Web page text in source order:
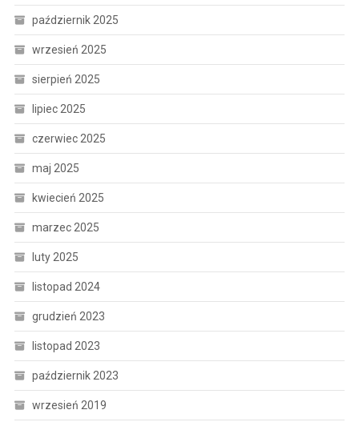
październik 2025
wrzesień 2025
sierpień 2025
lipiec 2025
czerwiec 2025
maj 2025
kwiecień 2025
marzec 2025
luty 2025
listopad 2024
grudzień 2023
listopad 2023
październik 2023
wrzesień 2019